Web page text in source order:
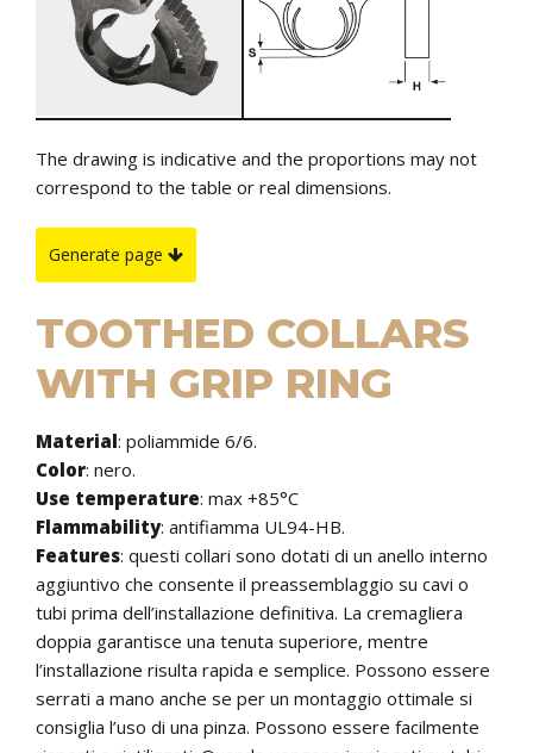
The drawing is indicative and the proportions may not
correspond to the table or real dimensions.
Generate page
TOOTHED COLLARS
WITH GRIP RING
Material: poliammide 6/6.
Color: nero.
Use temperature: max +85°C
Flammability: antifiamma UL94-HB.
Features: questi collari sono dotati di un anello interno
aggiuntivo che consente il preassemblaggio su cavi o
tubi prima dell’installazione definitiva. La cremagliera
doppia garantisce una tenuta superiore, mentre
l’installazione risulta rapida e semplice. Possono essere
serrati a mano anche se per un montaggio ottimale si
consiglia l’uso di una pinza. Possono essere facilmente